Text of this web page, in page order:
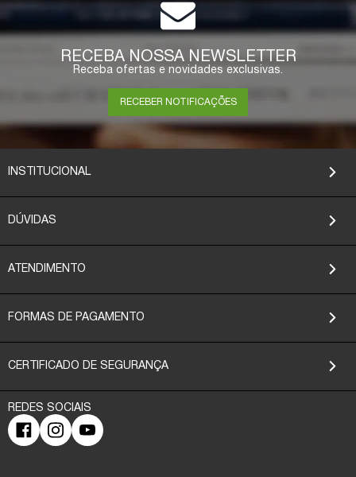
RECEBA NOSSA NEWSLETTER
Receba ofertas e novidades exclusivas.
RECEBER NOTIFICAÇÕES
INSTITUCIONAL
DÚVIDAS
ATENDIMENTO
FORMAS DE PAGAMENTO
CERTIFICADO DE SEGURANÇA